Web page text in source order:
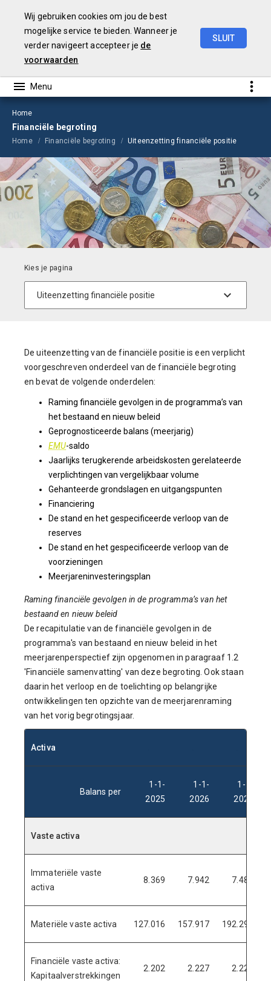
Wij gebruiken cookies om jou de best
mogelijke service te bieden. Wanneer je
verder navigeert accepteer je de
voorwaarden
SLUIT
Home
Financiële begroting
Home Financiële begroting Uiteenzetting financiële positie
De uiteenzetting van de financiële positie is een verplicht
voorgeschreven onderdeel van de financiële begroting
en bevat de volgende onderdelen:
Raming financiële gevolgen in de programma’s van
het bestaand en nieuw beleid
Geprognosticeerde balans (meerjarig)
EMU-saldo
Jaarlijks terugkerende arbeidskosten gerelateerde
verplichtingen van vergelijkbaar volume
Gehanteerde grondslagen en uitgangspunten
Financiering
De stand en het gespecificeerde verloop van de
reserves
De stand en het gespecificeerde verloop van de
voorzieningen
Meerjareninvesteringsplan
Raming financiële gevolgen in de programma’s van het
bestaand en nieuw beleid
De recapitulatie van de financiële gevolgen in de
programma's van bestaand en nieuw beleid in het
meerjarenperspectief zijn opgenomen in paragraaf 1.2
'Financiële samenvatting' van deze begroting. Ook staan
daarin het verloop en de toelichting op belangrijke
ontwikkelingen ten opzichte van de meerjarenraming
van het vorig begrotingsjaar.
Activa
Balans per
1-1-
2025
1-1-
2026
1-1-
2027
Vaste activa
Immateriële vaste
activa
8.369 7.942 7.483
Materiële vaste activa 127.016 157.917 192.295
Financiële vaste activa:
Kapitaalverstrekkingen
2.202 2.227 2.227